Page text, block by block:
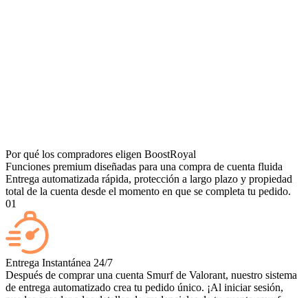
Por qué los compradores eligen BoostRoyal
Funciones premium diseñadas para una compra de cuenta fluida
Entrega automatizada rápida, protección a largo plazo y propiedad
total de la cuenta desde el momento en que se completa tu pedido.
01
Entrega Instantánea 24/7
Después de comprar una cuenta Smurf de Valorant, nuestro sistema
de entrega automatizado crea tu pedido único. ¡Al iniciar sesión,